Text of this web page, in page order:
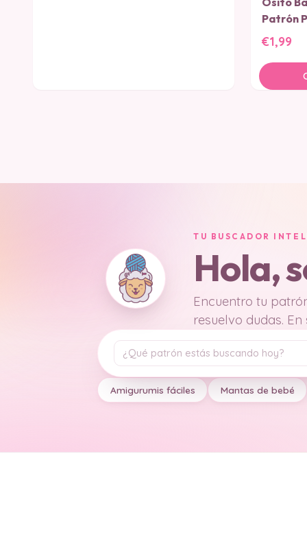
Patrón
€1,99
TU BUSCADOR
Hola,
Encuentro tu
resuelvo dudas. En
Tu pregunta
Amigurumis fáciles Mantas de bebé